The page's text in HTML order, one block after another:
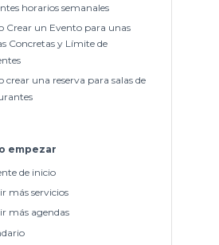
horarios semanales
Crear un Evento para unas
Concretas y Límite de
crear una reserva para salas de
empezar
de inicio
más servicios
más agendas